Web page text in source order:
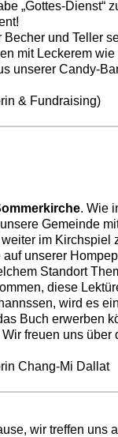
„Gottes-Dienst“
und Teller
mit Leckerem wie
unserer Candy-
& Fundraising)
. Wie
Gemeinde
im Kirchspiel
auf unserer
Standort
diese
wird es
Buch erwerben
freuen uns über
Chang-Mi Dallat
wir treffen uns